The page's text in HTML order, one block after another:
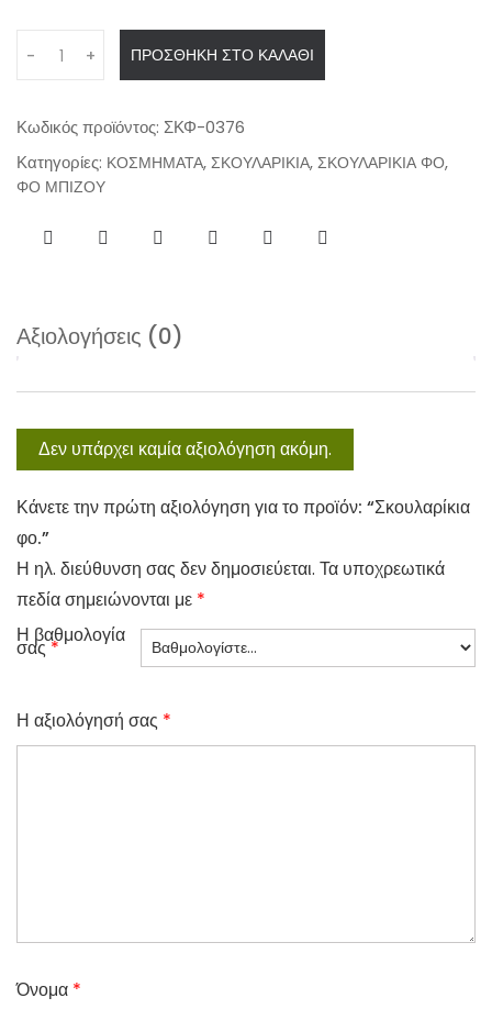
n
i
t
- + ΠΡΟΣΘΉΚΗ ΣΤΟ ΚΑΛΆΘΙ
Κωδικός προϊόντος: ΣΚΦ-0376
Κατηγορίες: ΚΟΣΜΗΜΑΤΑ, ΣΚΟΥΛΑΡΙΚΙΑ, ΣΚΟΥΛΑΡΙΚΙΑ ΦΟ,
ΦΟ ΜΠΙΖΟΥ
Αξιολογήσεις (0)
Δεν υπάρχει καμία αξιολόγηση ακόμη.
Κάνετε την πρώτη αξιολόγηση για το προϊόν: “Σκουλαρίκια
φο.”
Η ηλ. διεύθυνση σας δεν δημοσιεύεται. Τα υποχρεωτικά
πεδία σημειώνονται με *
Η βαθμολογία
σας*
Η αξιολόγησή σας *
Όνομα *